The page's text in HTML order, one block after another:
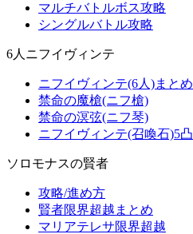
マルチバトルボス攻略
シングルバトル攻略
6人ニフイヴィンテ
ニフイヴィンテ(6人)まとめ
禁命の魔槍(ニフ槍)
禁命の溟弦(ニフ琴)
ニフイヴィンテ(召喚石)5凸
ソロモナスの賢者
攻略/進め方
賢者限界超越まとめ
マリアテレサ限界超越